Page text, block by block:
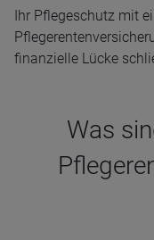
Ihr Pflegeschutz mit
finanzielle Lücke
Was